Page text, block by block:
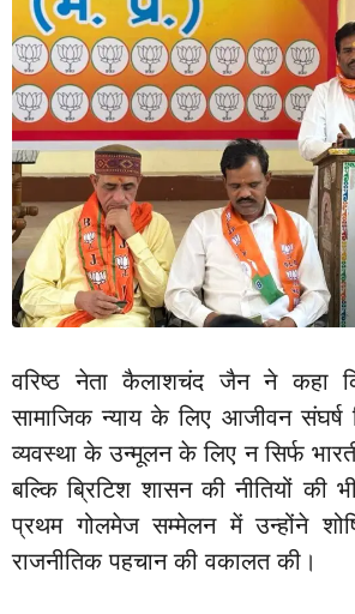
वरिष्ठ नेता कैलाशचंद जैन ने कहा
सामाजिक न्याय के लिए आजीवन संघर्ष
व्यवस्था के उन्मूलन के लिए न सिर्फ
बल्कि ब्रिटिश शासन की नीतियों की
प्रथम गोलमेज सम्मेलन में उन्होंने
राजनीतिक पहचान की वकालत की।